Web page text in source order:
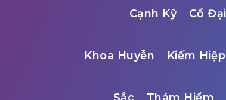
Cạnh Kỹ Cổ Đại
Khoa Huyễn Kiếm Hiệp